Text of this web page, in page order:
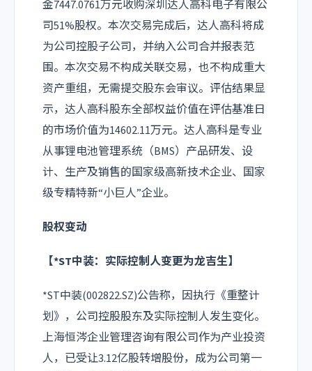
金7447.0761万元收购深圳达人高科电子有限公
司51%股权。本次交易完成后，达人高科将成
为公司控股子公司，并纳入公司合并报表范
围。本次交易不构成关联交易，也不构成重大
资产重组，无需提交股东会审议。评估结果显
示，达人高科股东全部权益价值在评估基准日
的市场价值为14602.11万元。达人高科是专业
从事锂电池管理系统（BMS）产品研发、设
计、生产及销售的国家级高新技术企业、国家
级专精特新“小巨人”企业。
股权变动
【*ST中装：实际控制人变更为龙吉生】
*ST中装(002822.SZ)公告称，因执行《重整计
划》，公司控股股东及实际控制人发生变化。
上海恒涔企业管理咨询有限公司作为产业投资
人，已受让3.12亿股转增股份，成为公司第一